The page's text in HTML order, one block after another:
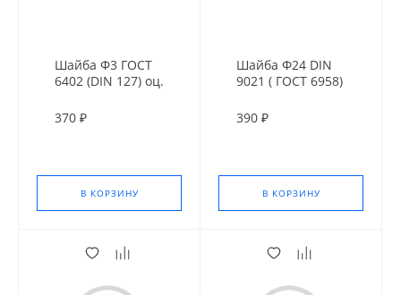
Шайба Ф3 ГОСТ
6402 (DIN 127) оц.
370 ₽
В КОРЗИНУ
Шайба Ф24 DIN
9021 ( ГОСТ 6958)
390 ₽
В КОРЗИНУ